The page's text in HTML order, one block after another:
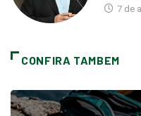
7 de
CONFIRA TAMBEM